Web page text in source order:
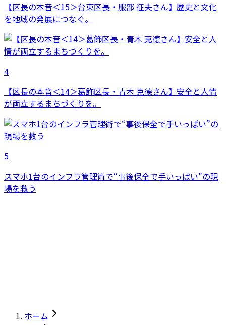
【区長の本音＜15＞台東区長・服部 征夫さん】歴史と文化
を地域の発展につなぐ。
4
【区長の本音＜14＞葛飾区長・青木 克德さん】安全と人情
が両立するまちづくりを。
5
スマホ1台のインフラ管理術で“事後保全で手いっぱい”の現
場を救う
ホーム